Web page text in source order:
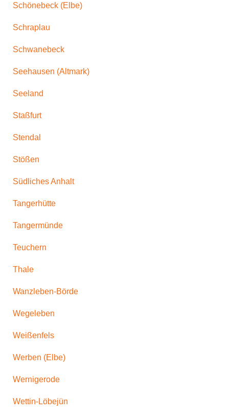
Schönebeck (Elbe)
Schraplau
Schwanebeck
Seehausen (Altmark)
Seeland
Staßfurt
Stendal
Stößen
Südliches Anhalt
Tangerhütte
Tangermünde
Teuchern
Thale
Wanzleben-Börde
Wegeleben
Weißenfels
Werben (Elbe)
Wernigerode
Wettin-Löbejün